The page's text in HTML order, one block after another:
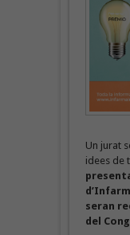
Un jurat
idees de
seran
del